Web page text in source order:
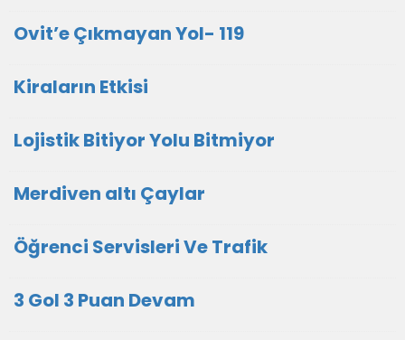
Ovit’e Çıkmayan Yol- 119
Kiraların Etkisi
Lojistik Bitiyor Yolu Bitmiyor
Merdiven altı Çaylar
Öğrenci Servisleri Ve Trafik
3 Gol 3 Puan Devam